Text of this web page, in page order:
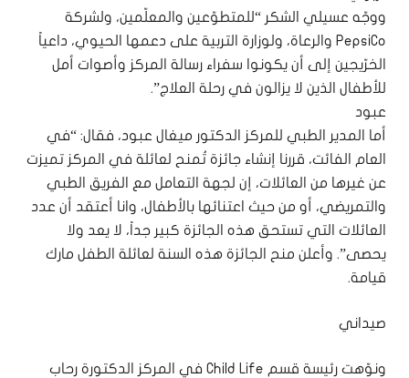
ووجّه عسيلي الشكر “للمتطوّعين والمعلّمين، ولشركة
PepsiCo والرعاة، ولوزارة التربية على دعمها الحيوي، داعياً
الخرّيجين إلى أن يكونوا سفراء رسالة المركز وأصوات أمل
للأطفال الذين لا يزالون في رحلة العلاج”.
عبود
أما المدير الطبي للمركز الدكتور ميغال عبود، فقال: “في
العام الفائت، قررنا إنشاء جائزة تُمنح لعائلة في المركز تميزت
عن غيرها من العائلات، إن لجهة التعامل مع الفريق الطبي
والتمريضي، أو من حيث اعتنائها بالأطفال، وانا أعتقد أن عدد
العائلات التي تستحق هذه الجائزة كبير جداً، لا يعد ولا
يحصى”. وأعلن منح الجائزة هذه السنة لعائلة الطفل مارك
قيامة.
صيداني
ونوّهت رئيسة قسم Child Life في المركز الدكتورة رحاب